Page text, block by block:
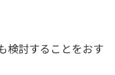
検討することをおす